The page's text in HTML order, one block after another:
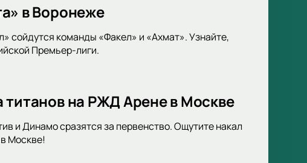
в Воронеже
сойдутся команды «Факел» и «Ахмат». Узнайте,
Премьер-лиги.
на РЖД Арене в Москве
и Динамо сразятся за первенство. Ощутите накал
Москве!